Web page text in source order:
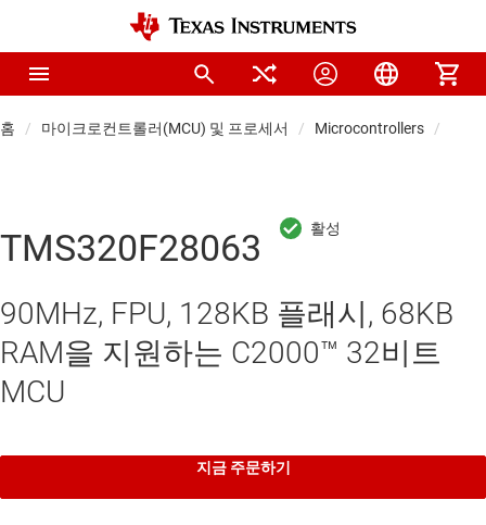
홈 마이크로컨트롤러(MCU) 및 프로세서 Microcontrollers
TMS320F28063
90MHz, FPU, 128KB 플래시, 68KB
RAM을 지원하는 C2000™ 32비트
MCU
지금 주문하기